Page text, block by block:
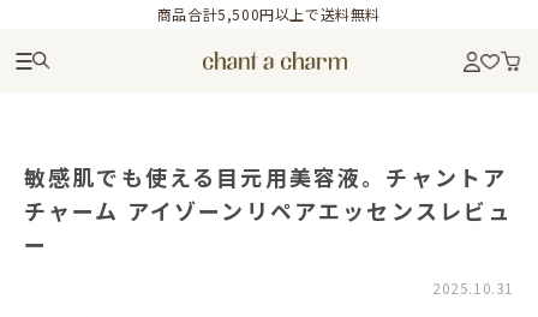
商品合計5,500円以上で送料無料
敏感肌でも使える目元用美容液。チャントア
チャーム アイゾーンリペアエッセンスレビュ
ー
2025.10.31